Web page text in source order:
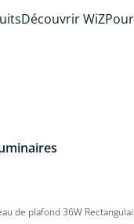
Découvrir WiZ
de plafond 36W